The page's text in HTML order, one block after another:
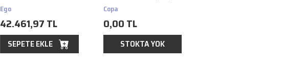
Ego
42.461,97 TL
SEPETE EKLE
Klima 12.000 Btu/h A++
Copa
0,00 TL
STOKTA YOK